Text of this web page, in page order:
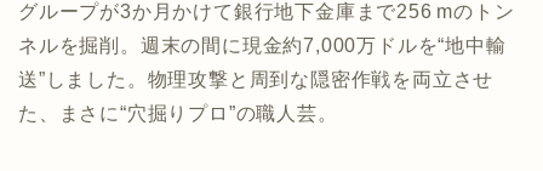
グループが3か月かけて銀行地下金庫まで256 mのトン
ネルを掘削。週末の間に現金約7,000万ドルを“地中輸
送”しました。物理攻撃と周到な隠密作戦を両立させ
た、まさに“穴掘りプロ”の職人芸。